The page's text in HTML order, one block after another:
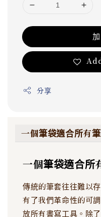
分享
一個筆袋適合所有
一個筆袋適合所
傳統的筆套往往難以
有了我們革命性的可
放所有書寫工具。除